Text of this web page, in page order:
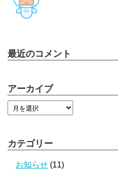
最近のコメント
アーカイブ
カテゴリー
お知らせ (11)